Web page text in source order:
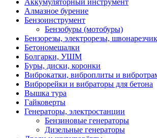
Алмазное бурение
Бензоинструмент
Бензобуры (мотобуры)
Бензорезы, электрорезы,
Бетономешалки
Болгарки, УШМ
Буры, диски, коронки
Виброкатки, виброплиты и
Виброрейки и вибраторы для бетона
Вышка тура
Гайковерты
Генераторы, электростанции
Бензиновые генераторы
Дизельные генераторы